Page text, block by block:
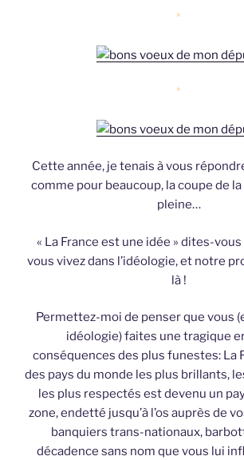
*
*
Cette année, je tenais à vous
comme pour beaucoup, la coupe de
pleine…
« La France est une idée » dites-
vous vivez dans l’idéologie, et notre
là !
Permettez-moi de penser que vous
idéologie) faites une tragique
conséquences des plus funestes: La
des pays du monde les plus brillants,
les plus respectés est devenu un
zone, endetté jusqu’à l’os auprès de
banquiers trans-nationaux,
décadence sans nom que vous lui